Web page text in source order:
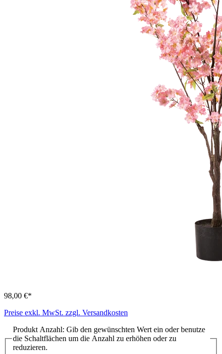
98,00 €*
Preise exkl. MwSt. zzgl. Versandkosten
Produkt Anzahl: Gib den gewünschten Wert ein oder benutze
die Schaltflächen um die Anzahl zu erhöhen oder zu
reduzieren.